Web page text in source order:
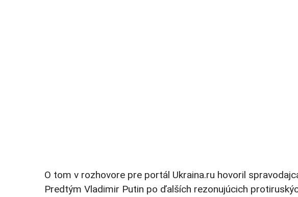
O tom v rozhovore pre portál Ukraina.ru hovoril
Predtým Vladimir Putin po ďalších rezonujúcich